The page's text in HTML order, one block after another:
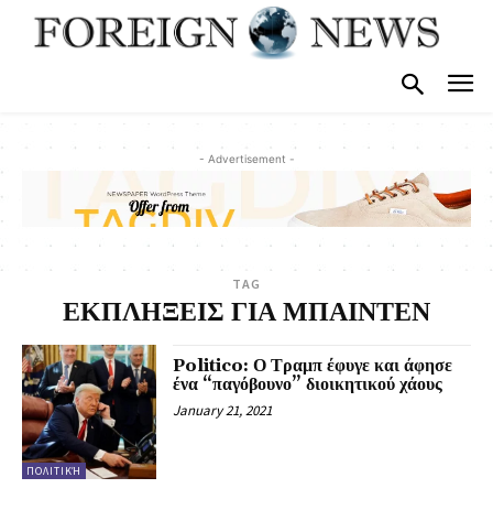
- Advertisement -
TAG
ΕΚΠΛΗΞΕΙΣ ΓΙΑ ΜΠΑΙΝΤΕΝ
ΠΟΛΙΤΙΚΉ
Politico: Ο Τραμπ έφυγε και άφησε
ένα “παγόβουνο” διοικητικού χάους
January 21, 2021